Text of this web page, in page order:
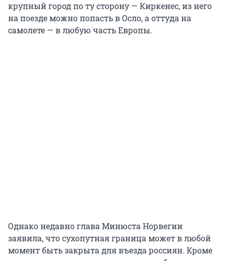
крупный город по ту сторону — Киркенес, из него
на поезде можно попасть в Осло, а оттуда на
самолете — в любую часть Европы.
Однако недавно глава Минюста Норвегии
заявила, что сухопутная граница может в любой
момент быть закрыта для въезда россиян. Кроме